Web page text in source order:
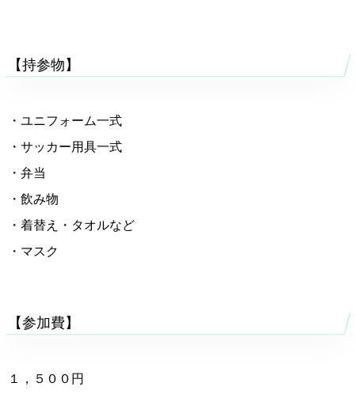
【持参物】
・ユニフォーム一式
・サッカー用具一式
・弁当
・飲み物
・着替え・タオルなど
・マスク
【参加費】
１，５００円